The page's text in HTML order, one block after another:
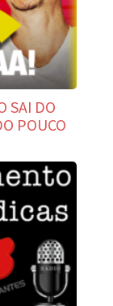
SAI DO
POUCO